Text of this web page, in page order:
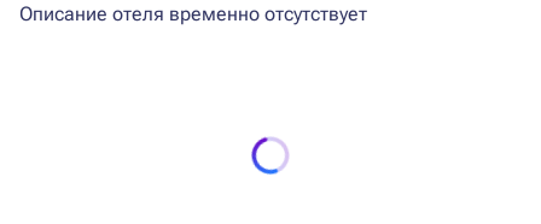
Описание отеля временно отсутствует